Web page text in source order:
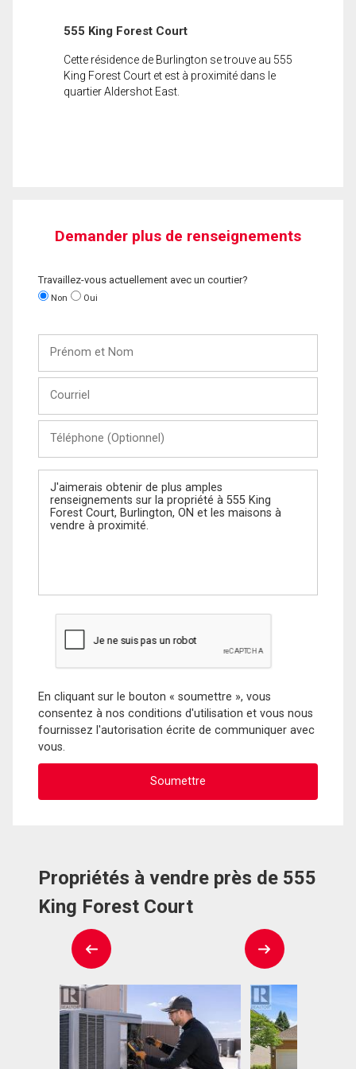
555 King Forest Court
Cette résidence de Burlington se trouve au 555
King Forest Court et est à proximité dans le
quartier Aldershot East.
Demander plus de renseignements
Travaillez-vous actuellement avec un courtier?
Non Oui
Nom
(Optionnel)
Message
En cliquant sur le bouton « soumettre », vous
consentez à nos conditions d'utilisation et vous nous
fournissez l'autorisation écrite de communiquer avec
vous.
Propriétés à vendre près de 555
King Forest Court